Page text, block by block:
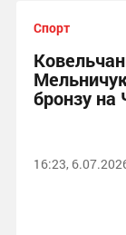
Спорт
бронзу на
16:23,